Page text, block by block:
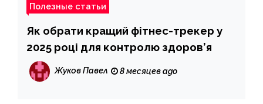
Полезные статьи
Як обрати кращий фітнес-трекер у
2025 році для контролю здоров’я
Жуков Павел 8 месяцев ago